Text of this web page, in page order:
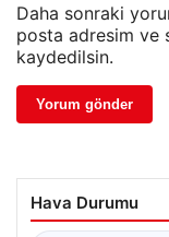
Daha sonraki
posta adresim ve
kaydedilsin.
Hava Durumu